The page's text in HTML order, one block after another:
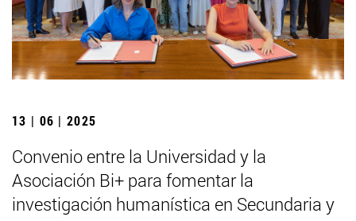
13 | 06 | 2025
Convenio entre la Universidad y la
Asociación Bi+ para fomentar la
investigación humanística en Secundaria y